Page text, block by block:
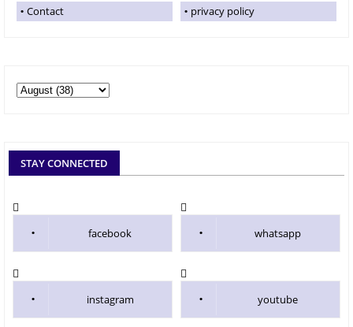
Contact privacy policy
STAY CONNECTED
facebook whatsapp
instagram youtube